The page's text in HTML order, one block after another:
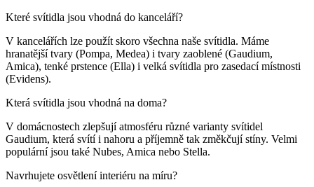
Které svítidla jsou vhodná do kanceláří?
V kancelářích lze použít skoro všechna naše svítidla. Máme
hranatější tvary (Pompa, Medea) i tvary zaoblené (Gaudium,
Amica), tenké prstence (Ella) i velká svítidla pro zasedací místnosti
(Evidens).
Která svítidla jsou vhodná na doma?
V domácnostech zlepšují atmosféru různé varianty svítidel
Gaudium, která svítí i nahoru a příjemně tak změkčují stíny. Velmi
populární jsou také Nubes, Amica nebo Stella.
Navrhujete osvětlení interiéru na míru?